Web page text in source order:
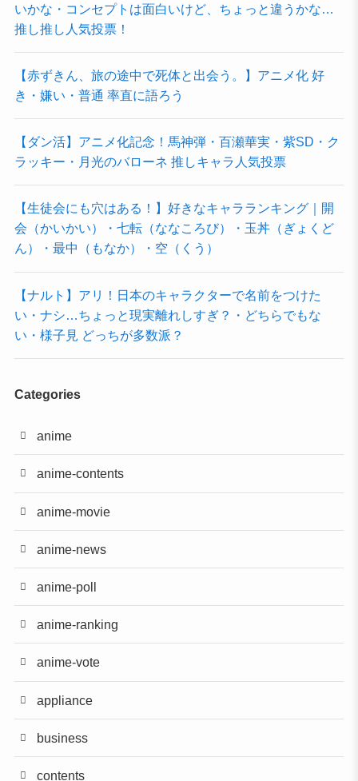
いかな・コンセプトは面白いけど、ちょっと違うかな…
推し推し人気投票！
【赤ずきん、旅の途中で死体と出会う。】アニメ化 好
き・嫌い・普通 率直に語ろう
【ダン活】アニメ化記念！馬神弾・百瀬華実・紫SD・ク
ラッキー・月光のバローネ 推しキャラ人気投票
【生徒会にも穴はある！】好きなキャラランキング｜開
会（かいかい）・七転（ななころび）・玉丼（ぎょくど
ん）・最中（もなか）・空（くう）
【ナルト】アリ！日本のキャラクターで名前をつけた
い・ナシ…ちょっと現実離れしすぎ？・どちらでもな
い・様子見 どっちが多数派？
Categories
anime
anime-contents
anime-movie
anime-news
anime-poll
anime-ranking
anime-vote
appliance
business
contents